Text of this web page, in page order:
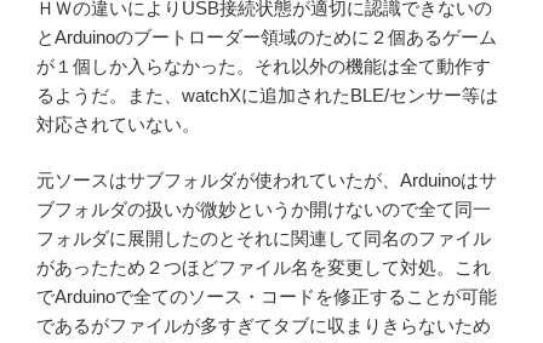
ＨＷの違いによりUSB接続状態が適切に認識できないの
とArduinoのブートローダー領域のために２個あるゲーム
が１個しか入らなかった。それ以外の機能は全て動作す
るようだ。また、watchXに追加されたBLE/センサー等は
対応されていない。
元ソースはサブフォルダが使われていたが、Arduinoはサ
ブフォルダの扱いが微妙というか開けないので全て同一
フォルダに展開したのとそれに関連して同名のファイル
があったため２つほどファイル名を変更して対処。これ
でArduinoで全てのソース・コードを修正することが可能
であるがファイルが多すぎてタブに収まりきらないため